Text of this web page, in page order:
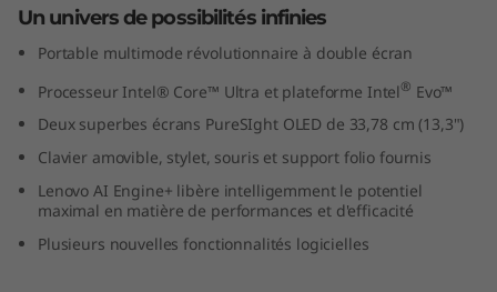
eUn univers de possibilités infinies
Portable multimode révolutionnaire à double écran
Processeur Intel® Core™ Ultra et plateforme Intel® Evo™
Deux superbes écrans PureSIght OLED de 33,78 cm (13,3")
Clavier amovible, stylet, souris et support folio fournis
Lenovo AI Engine+ libère intelligemment le potentiel
maximal en matière de performances et d'efficacité
Plusieurs nouvelles fonctionnalités logicielles